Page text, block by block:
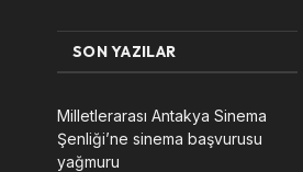
SON YAZILAR
Milletlerarası Antakya Sinema
Şenliği’ne sinema başvurusu
yağmuru